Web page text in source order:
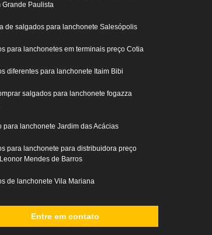
Grande Paulista
de salgados para lanchonete Salesópolis
para lanchonetes em terminais preço Cotia
diferentes para lanchonete Itaim Bibi
salgados para lanchonete fogazza
para lanchonete Jardim das Acácias
para lanchonete para distribuidora preço
Mendes de Barros
de lanchonete Vila Mariana
Entre em contato